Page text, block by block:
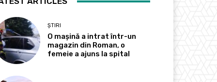
ȘTIRI
O mașină a intrat într-un
magazin din Roman, o
femeie a ajuns la spital